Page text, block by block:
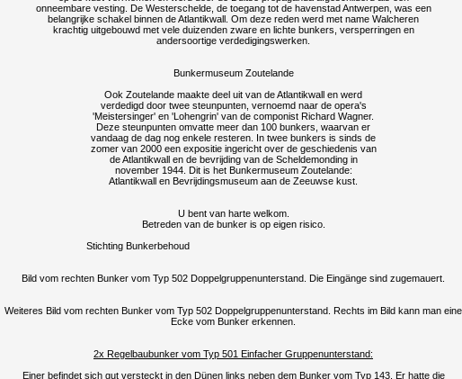
onneembare vesting. De Westerschelde, de toegang tot de havenstad Antwerpen, was een
belangrijke schakel binnen de Atlantikwall. Om deze reden werd met name Walcheren
krachtig uitgebouwd met vele duizenden zware en lichte bunkers, versperringen en
andersoortige verdedigingswerken.
Bunkermuseum Zoutelande
Ook Zoutelande maakte deel uit van de Atlantikwall en werd
verdedigd door twee steunpunten, vernoemd naar de opera's
'Meistersinger' en 'Lohengrin' van de componist Richard Wagner.
Deze steunpunten omvatte meer dan 100 bunkers, waarvan er
vandaag de dag nog enkele resteren. In twee bunkers is sinds de
zomer van 2000 een expositie ingericht over de geschiedenis van
de Atlantikwall en de bevrijding van de Scheldemonding in
november 1944. Dit is het Bunkermuseum Zoutelande:
Atlantikwall en Bevrijdingsmuseum aan de Zeeuwse kust.
U bent van harte welkom.
Betreden van de bunker is op eigen risico.
Stichting Bunkerbehoud
Bild vom rechten Bunker vom Typ 502 Doppelgruppenunterstand. Die Eingänge sind zugemauert.
Weiteres Bild vom rechten Bunker vom Typ 502 Doppelgruppenunterstand. Rechts im Bild kann man eine
Ecke vom Bunker erkennen.
2x Regelbaubunker vom Typ 501 Einfacher Gruppenunterstand:
Einer befindet sich gut versteckt in den Dünen links neben dem Bunker vom Typ 143. Er hatte die